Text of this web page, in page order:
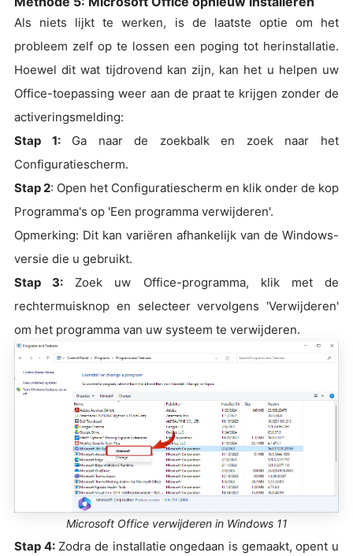
Als niets lijkt te werken, is de laatste optie om het
probleem zelf op te lossen een poging tot herinstallatie.
Hoewel dit wat tijdrovend kan zijn, kan het u helpen uw
Office-toepassing weer aan de praat te krijgen zonder de
activeringsmelding:
Stap 1:Ga naar de zoekbalk en zoek naar het
Configuratiescherm.
Stap 2: Open het Configuratiescherm en klik onder de kop
Programma's op 'Een programma verwijderen'.
Opmerking: Dit kan variëren afhankelijk van de Windows-
versie die u gebruikt.
Stap 3: Zoek uw Office-programma, klik met de
rechtermuisknop en selecteer vervolgens 'Verwijderen'
om het programma van uw systeem te verwijderen.
Microsoft Office verwijderen in Windows 11
Stap 4:Zodra de installatie ongedaan is gemaakt, opent u